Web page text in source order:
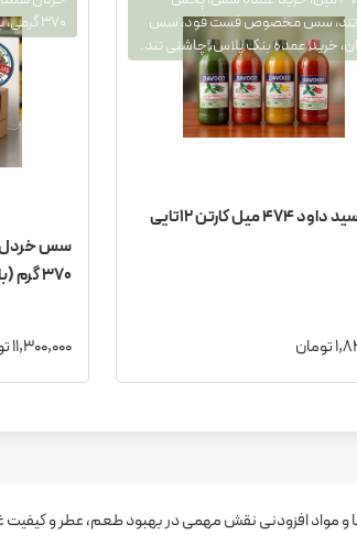
سس مخصوص فست فود، سس
خرید عمده بنک پلاس، چاشنی تند.
میل کارتن 12تایی
۳۷۰ گرمی، باکس ۱۲ عددی، سس رستورانی
۳۷۰ گرم (باکس ۱۲ عددی) عمده
11,300,000 تومان
مواد افزودنی نقش مهمی در بهبود طعم، عطر و کیفیت